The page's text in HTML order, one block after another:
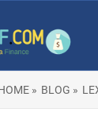
» BLOG »